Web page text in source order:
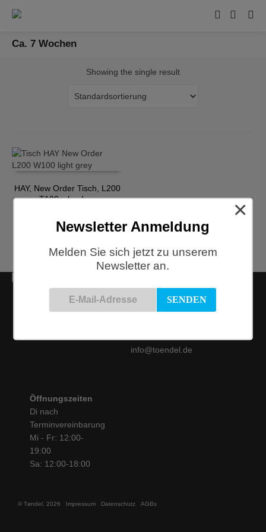
Ca. 7 Wochen
Showing the single result
HAY, New Order Tisch, L200
x T100, cloud grey
Siemensstraße 9
50825 Köln
info@toendel.de
Öffnungszeiten
Di nach
Terminvereinbarung
Mi - Fr: 12:00-
19:00
Sa: 12:00-18:00
© Tøndel, 2026 Impressum Datenschutz AGBs
Newsletter Anmeldung
Melden Sie sich jetzt zu unserem
Newsletter an.
×